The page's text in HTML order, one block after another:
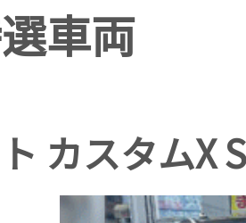
車両
カスタムX